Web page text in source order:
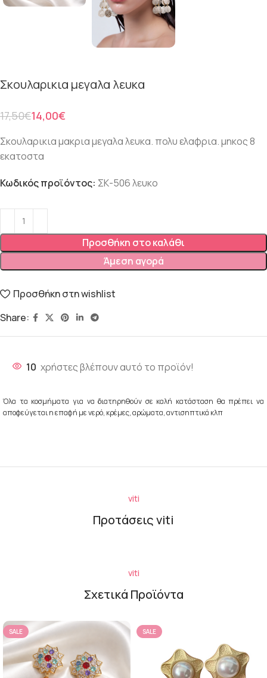
Σκουλαρικια μεγαλα λευκα
17,50€14,00€
Σκουλαρικια μακρια μεγαλα λευκα. πολυ ελαφρια. μηκος 8
εκατοστα
Κωδικός προϊόντος: ΣΚ-506 λευκο
Προσθήκη στο καλάθι
Άμεση αγορά
Προσθήκη στη wishlist
Share:
10 χρήστες βλέπουν αυτό το προϊόν!
Όλα τα κοσμήματα για να διατηρηθούν σε καλή κατάσταση θα πρέπει να
αποφεύγεται η επαφή με νερό, κρέμες, αρώματα, αντισηπτικά κλπ
viti
Προτάσεις viti
viti
Σχετικά Προϊόντα
SALE SALE